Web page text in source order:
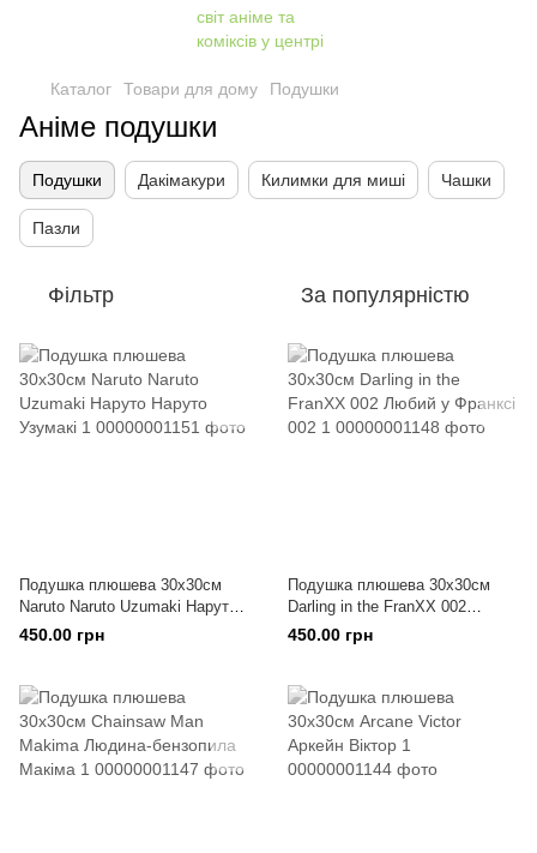
Каталог Товари для дому Подушки
Аніме подушки
Подушки Дакімакури Килимки для миші Чашки
Пазли
Фільтр За популярністю
Подушка плюшева 30х30см
Naruto Naruto Uzumaki Наруто
Наруто Узумакі 1
450.00 грн
Подушка плюшева 30х30см
Darling in the FranXX 002
Любий у Франксі 002 1
450.00 грн